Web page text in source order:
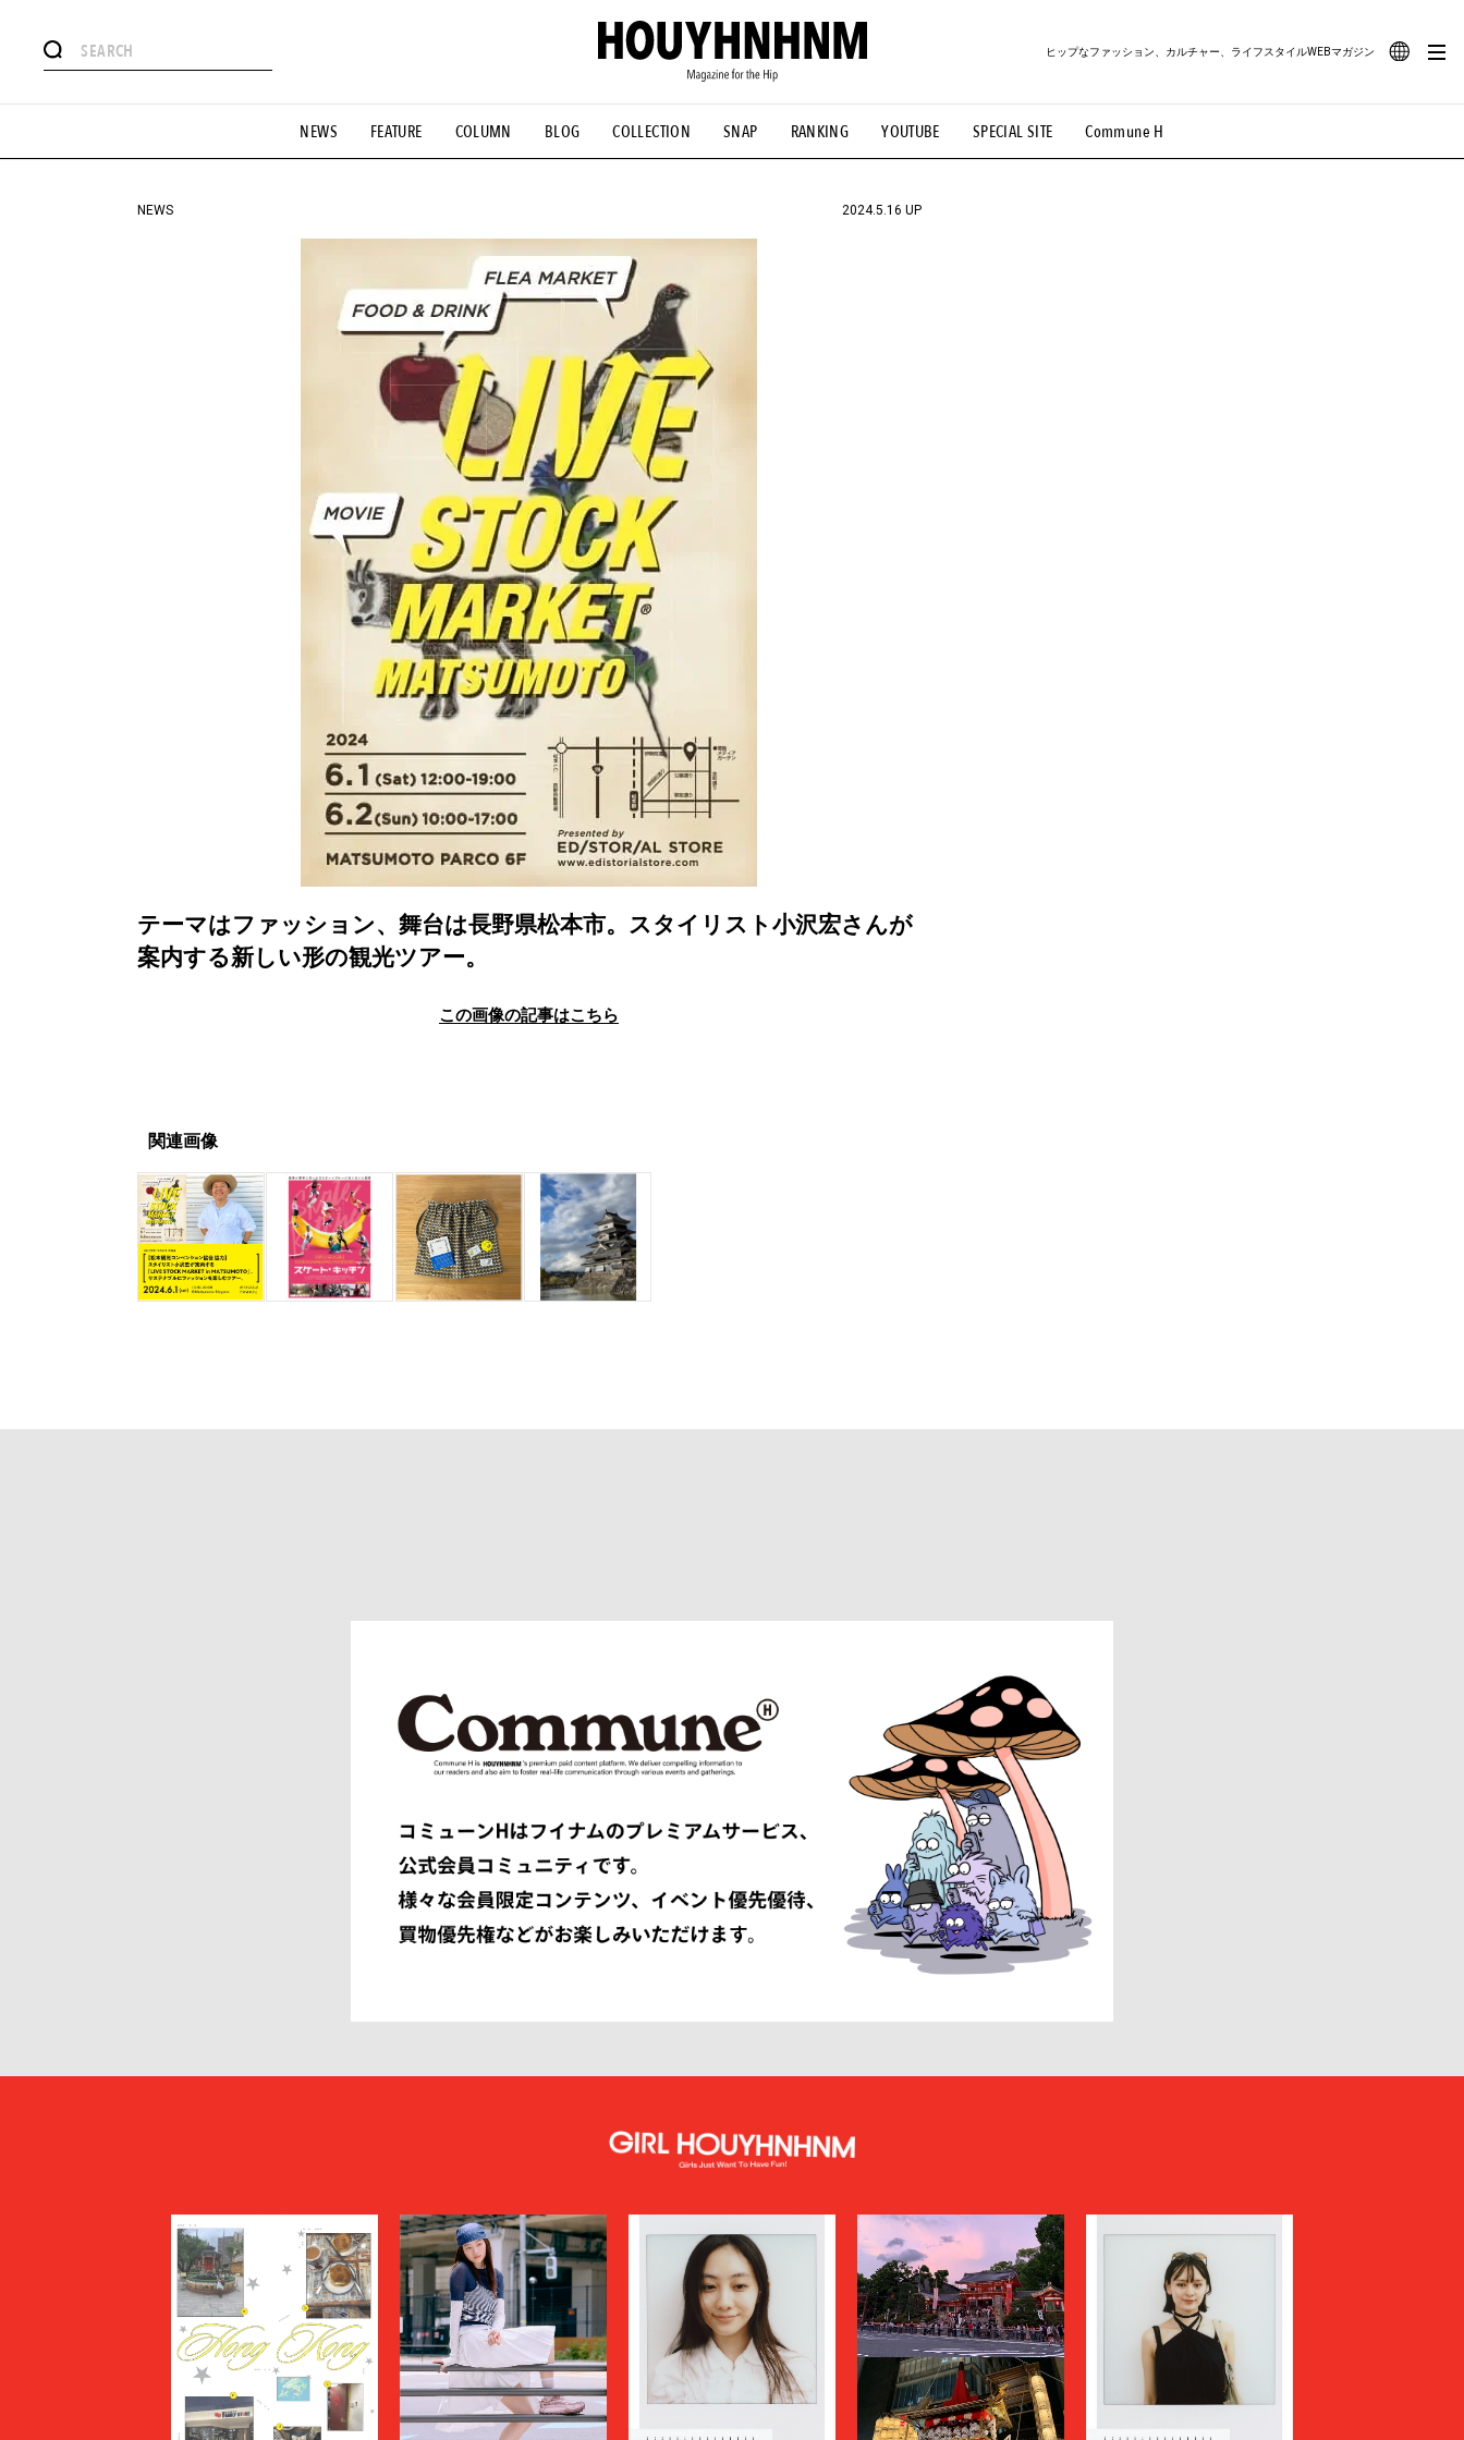
NEWS FEATURE COLUMN BLOG COLLECTION SNAP RANKING YOUTUBE SPECIAL SITE Commune H
ヒップなファッション、カルチャー、ライフスタイルWEBマガジン
#憧れの逸品 #ESSENTIAL DESIGNS #古着サミット #NEW VINTAGE #マイナーグッド図鑑 #路地裏てぃーん。 #MONTHLY JOURNAL
#GH 銘品の所以 #フイナムのYouTube #Commune H #FOCUS IT #AH.H #ととけん #FASHION #MUSIC #MOVIE #LIFESTYLE #SNEAKER #OUTDOOR
#HANDSOME HANDBOOK
NEWS 2024.5.16 UP
テーマはファッション、舞台は長野県松本市。スタイリスト小沢宏さんが
案内する新しい形の観光ツアー。
この画像の記事はこちら
関連画像